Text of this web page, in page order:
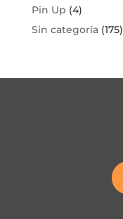
Pin Up (4)
Sin categoría(175)